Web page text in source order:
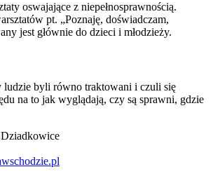
oswajające z niepełnosprawnością.
pt. „Poznaję, doświadczam,
jest głównie do dzieci i młodzieży.
ludzie byli równo traktowani i czuli się
na to jak wyglądają, czy są sprawni, gdzie